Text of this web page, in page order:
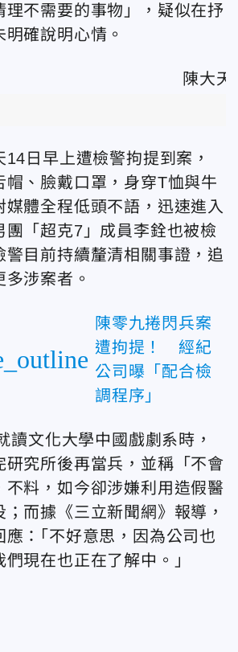
理不需要的事物」，疑似在抒
確說明心情。
日早上遭檢警拘提到案，
帽、臉戴口罩，身穿T恤與牛
媒體全程低頭不語，迅速進入
團「超克7」成員李銓也被檢
警目前持續釐清相關事證，追
涉案者。
陳零九捲閃兵案
遭拘提！ 經紀
公司曝「配合檢
調程序」
讀文化大學中國戲劇系時，
研究所後再當兵，並稱「不會
不料，如今卻涉嫌利用造假醫
而據《三立新聞網》報導，
應：｢不好意思，因為公司也
現在也正在了解中。」